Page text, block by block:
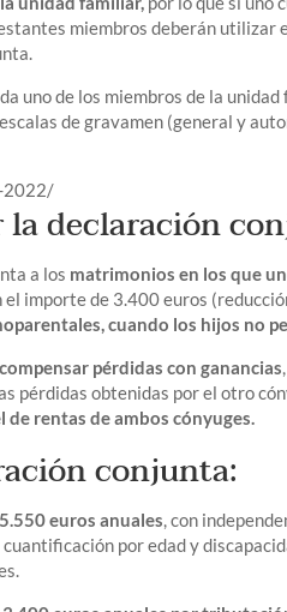
miembros deberán utilizar
uno de los miembros de la
de gravamen (general y
2022/
declaración
a los matrimonios en los que
el importe de 3.400 euros
cuando los hijos no
pérdidas con ganancias
pérdidas obtenidas por el otro
de rentas de ambos cónyuges.
conjunta:
euros anuales, con
por edad y